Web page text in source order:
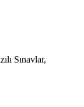
Sınavlar,